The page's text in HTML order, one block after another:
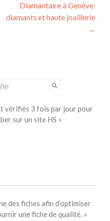
Diamantaire à Genève:
diamants et haute joaillerie
→
vérifiés 3 fois par jour pour
sur un site HS »
des fiches afin d’optimiser
une fiche de qualité. »